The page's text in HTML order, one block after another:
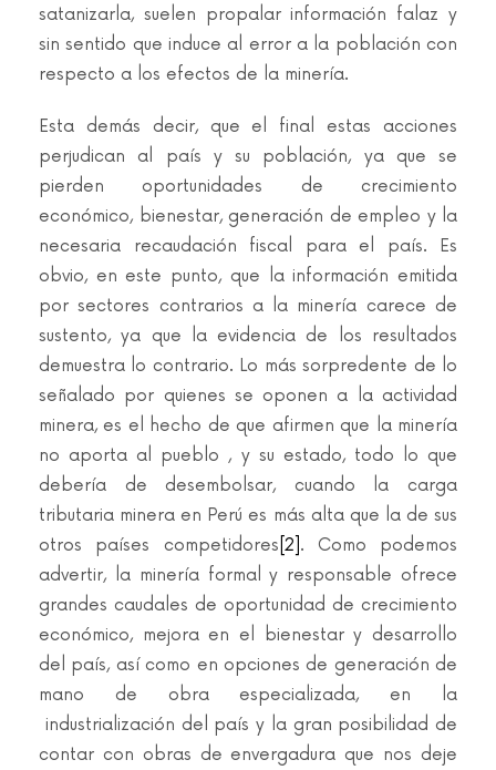
satanizarla, suelen propalar información falaz y
sin sentido que induce al error a la población con
respecto a los efectos de la minería.
Esta demás decir, que el final estas acciones
perjudican al país y su población, ya que se
pierden oportunidades de crecimiento
económico, bienestar, generación de empleo y la
necesaria recaudación fiscal para el país. Es
obvio, en este punto, que la información emitida
por sectores contrarios a la minería carece de
sustento, ya que la evidencia de los resultados
demuestra lo contrario. Lo más sorpredente de lo
señalado por quienes se oponen a la actividad
minera, es el hecho de que afirmen que la minería
no aporta al pueblo , y su estado, todo lo que
debería de desembolsar, cuando la carga
tributaria minera en Perú es más alta que la de sus
otros países competidores [2] . Como podemos
advertir, la minería formal y responsable ofrece
grandes caudales de oportunidad de crecimiento
económico, mejora en el bienestar y desarrollo
del país, así como en opciones de generación de
mano de obra especializada, en la
industrialización del país y la gran posibilidad de
contar con obras de envergadura que nos deje